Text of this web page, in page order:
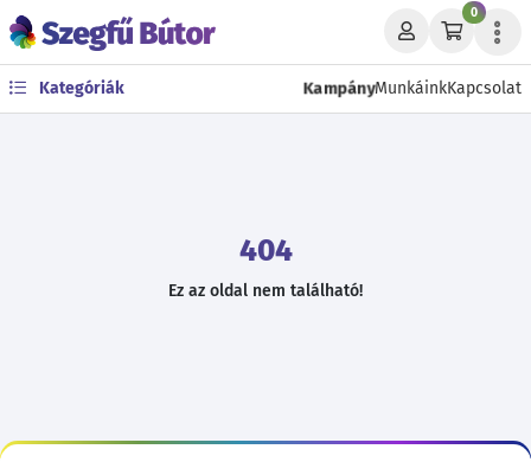
0
Kategóriák KampányMunkáinkKapcsolat
404
Ez az oldal nem található!